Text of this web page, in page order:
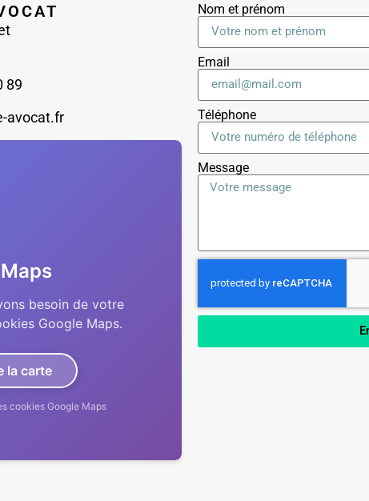
89
avocat.fr
besoin de votre
Google Maps.
la carte
cookies Google Maps
Nom et prénom
Email
Téléphone
Message